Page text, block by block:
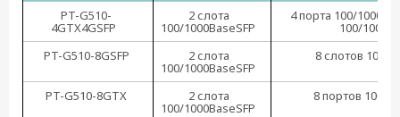
PT-G510-
4GTX4GSFP
2 слота
100/1000BaseSFP
4 порта 100/
100/
PT-G510-8GSFP
2 слота
100/1000BaseSFP
8 слотов 100/
PT-G510-8GTX 2 слота
100/1000BaseSFP
8 портов 100/